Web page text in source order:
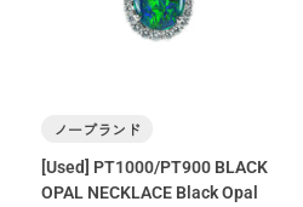
ノーブランド
[Used] PT1000/PT900 BLACK
OPAL NECKLACE Black Opal